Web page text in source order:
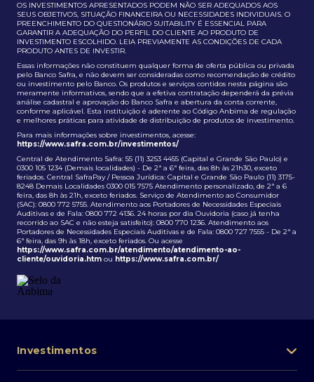
OS INVESTIMENTOS APRESENTADOS PODEM NÃO SER ADEQUADOS AOS
SEUS OBJETIVOS, SITUAÇÃO FINANCEIRA OU NECESSIDADES INDIVIDUAIS. O
PREENCHIMENTO DO QUESTIONÁRIO SUITABILITY É ESSENCIAL PARA
GARANTIR A ADEQUAÇÃO DO PERFIL DO CLIENTE AO PRODUTO DE
INVESTIMENTO ESCOLHIDO. LEIA PREVIAMENTE AS CONDIÇÕES DE CADA
PRODUTO ANTES DE INVESTIR.
Essas informações não constituem qualquer forma de oferta pública ou privada
pelo Banco Safra, e não devem ser consideradas como recomendação de crédito
ou investimento pelo Banco. Os produtos e serviços contidos nesta página são
meramente informativos, sendo que a efetiva contratação dependerá da prévia
análise cadastral e aprovação do Banco Safra e abertura da conta corrente,
conforme aplicável. Esta instituição é aderente ao Código Anbima de regulação
e melhores práticas para atividade de distribuição de produtos de investimento.
Para mais informações sobre investimentos, acesse:
https://www.safra.com.br/investimentos/
Central de Atendimento Safra: 55 (11) 3253 4455 (Capital e Grande São Paulo) e
0300 105 1234 (Demais localidades) - De 2ª a 6ª feira, das 8h às 21h30, exceto
feriados. Central SafraPay / Pessoa Jurídica: Capital e Grande São Paulo (11) 3175-
8248 Demais Localidades 0300 015 7575 Atendimento personalizado, de 2ª a 6
feira, das 8h às 21h, exceto feriados. Serviço de Atendimento ao Consumidor
(SAC): 0800 772 5755. Atendimento aos Portadores de Necessidades Especiais
Auditivas e de Fala: 0800 772 4136. 24 horas por dia Ouvidoria (caso já tenha
recorrido ao SAC e não esteja satisfeito): 0800 770 1236. Atendimento aos
Portadores de Necessidades Especiais Auditivas e de Fala: 0800 727 7555 - De 2ª a
6ª feira, das 9h às 18h, exceto feriados. Ou acesse
https://www.safra.com.br/atendimento/atendimento-ao-
cliente/ouvidoria.htm ou https://www.safra.com.br/
Investimentos